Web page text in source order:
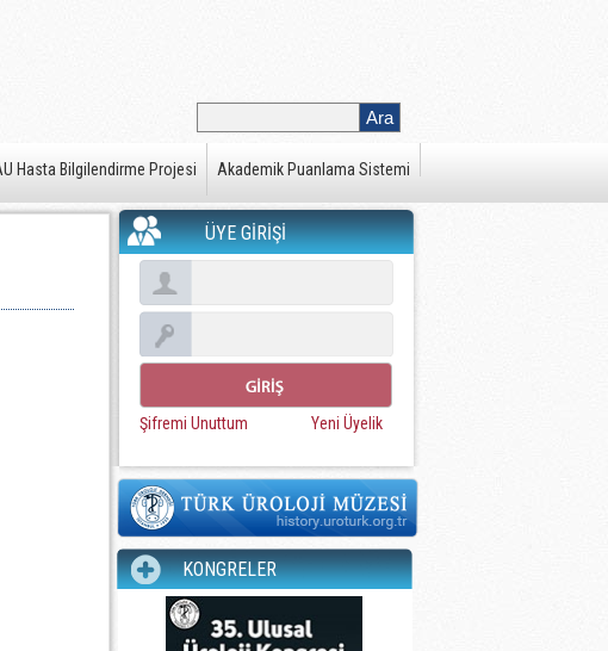
Hasta Bilgilendirme Projesi Akademik Puanlama Sistemi
ÜYE GİRİŞİ
Şifremi Unuttum Yeni Üyelik
KONGRELER